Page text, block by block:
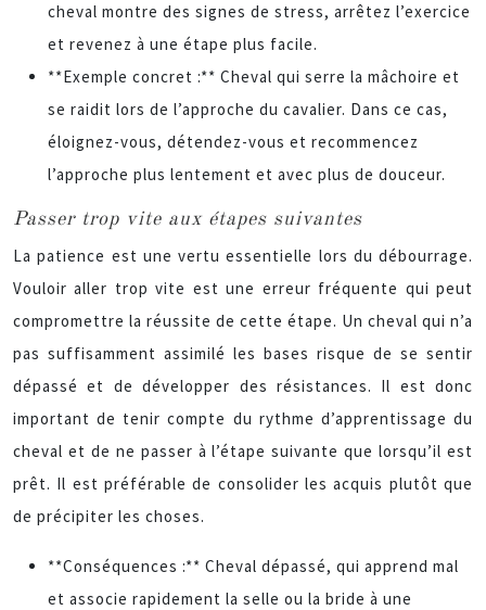
cheval montre des signes de stress, arrêtez l’exercice
et revenez à une étape plus facile.
**Exemple concret :** Cheval qui serre la mâchoire et
se raidit lors de l’approche du cavalier. Dans ce cas,
éloignez-vous, détendez-vous et recommencez
l’approche plus lentement et avec plus de douceur.
Passer trop vite aux étapes suivantes
La patience est une vertu essentielle lors du débourrage.
Vouloir aller trop vite est une erreur fréquente qui peut
compromettre la réussite de cette étape. Un cheval qui n’a
pas suffisamment assimilé les bases risque de se sentir
dépassé et de développer des résistances. Il est donc
important de tenir compte du rythme d’apprentissage du
cheval et de ne passer à l’étape suivante que lorsqu’il est
prêt. Il est préférable de consolider les acquis plutôt que
de précipiter les choses.
**Conséquences :** Cheval dépassé, qui apprend mal
et associe rapidement la selle ou la bride à une